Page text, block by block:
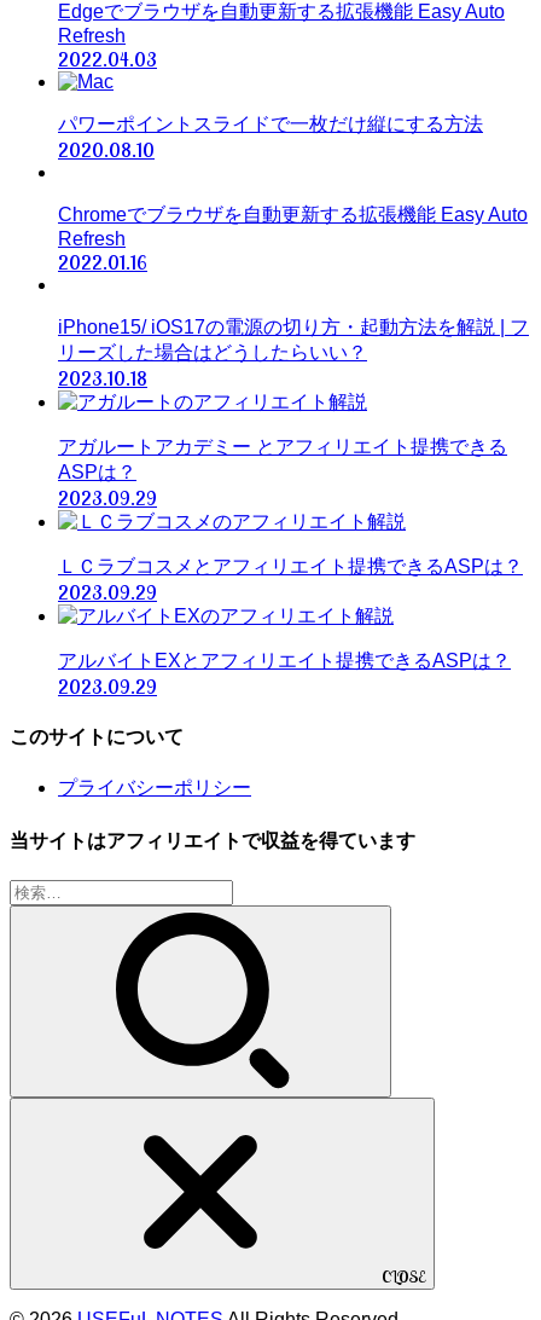
Edgeでブラウザを自動更新する拡張機能 Easy Auto
Refresh
2022.04.03
パワーポイントスライドで一枚だけ縦にする方法
2020.08.10
Chromeでブラウザを自動更新する拡張機能 Easy Auto
Refresh
2022.01.16
iPhone15/ iOS17の電源の切り方・起動方法を解説 | フ
リーズした場合はどうしたらいい？
2023.10.18
アガルートアカデミー とアフィリエイト提携できる
ASPは？
2023.09.29
ＬＣラブコスメとアフィリエイト提携できるASPは？
2023.09.29
アルバイトEXとアフィリエイト提携できるASPは？
2023.09.29
このサイトについて
プライバシーポリシー
当サイトはアフィリエイトで収益を得ています
検
索:
CLOSE